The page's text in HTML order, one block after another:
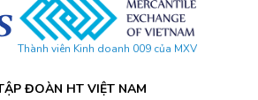
Thành viên Kinh doanh 009 của MXV
ĐOÀN HT VIỆT NAM